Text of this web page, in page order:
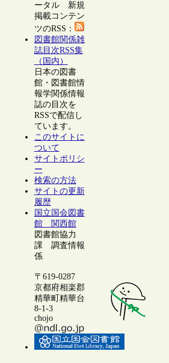
ータル 新規
掲載コンテン
ツのRSS：
図書館関係雑
誌目次RSS集
（国内）
日本の図書
館・図書館情
報学関係情報
誌の目次を
RSSで配信し
ています。
このサイトに
ついて
サイトポリシ
ー
検索の方法
サイトの更新
履歴
国立国会図書
館 関西館
図書館協力
課 調査情報
係
〒619-0287
京都府相楽郡
精華町精華台
8-1-3
chojo